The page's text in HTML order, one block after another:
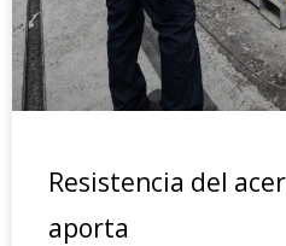
Resistencia del
aporta